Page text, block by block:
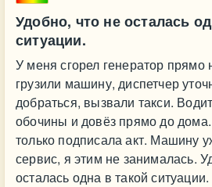
Удобно, что не осталась
ситуации.
У меня сгорел генератор
грузили машину, диспетчер
добраться, вызвали такси.
обочины и довёз прямо до
только подписала акт. Машину
сервис, я этим не занималась.
осталась одна в такой ситуации.